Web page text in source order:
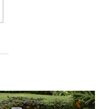
アー＞【催行決定！】2025